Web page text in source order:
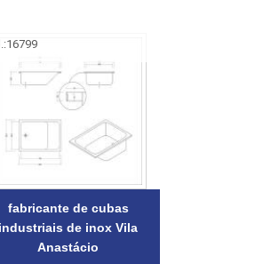
16799
fabricante de cubas
industriais de inox Vila
Anastácio